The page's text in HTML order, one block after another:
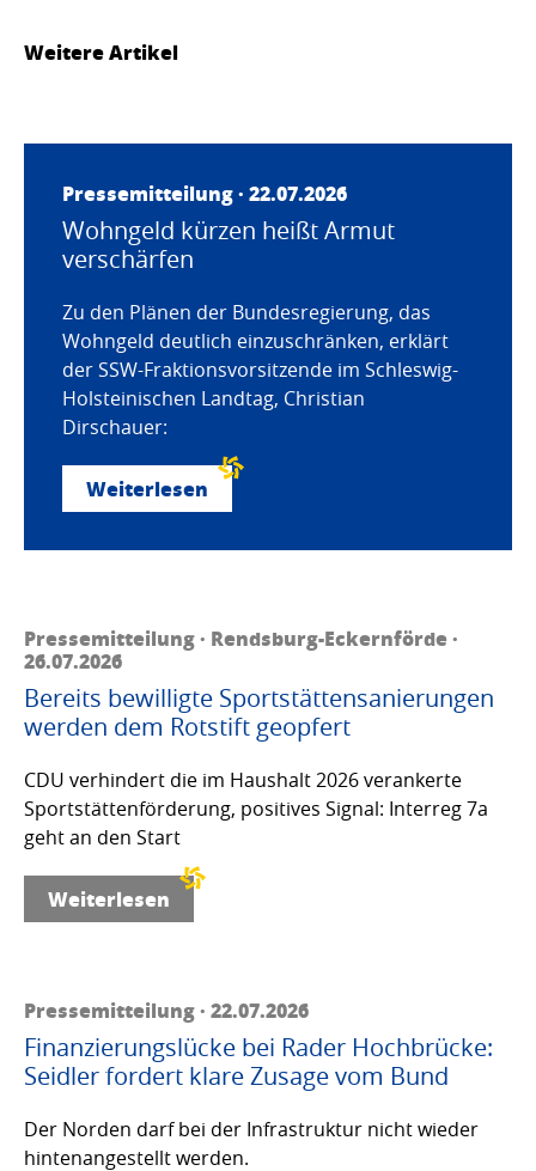
Weitere Artikel
Pressemitteilung · 22.07.2026
Wohngeld kürzen heißt Armut
verschärfen
Zu den Plänen der Bundesregierung, das
Wohngeld deutlich einzuschränken, erklärt
der SSW-Fraktionsvorsitzende im Schleswig-
Holsteinischen Landtag, Christian
Dirschauer:
Weiterlesen
Pressemitteilung · Rendsburg-Eckernförde ·
26.07.2026
Bereits bewilligte Sportstättensanierungen
werden dem Rotstift geopfert
CDU verhindert die im Haushalt 2026 verankerte
Sportstättenförderung, positives Signal: Interreg 7a
geht an den Start
Weiterlesen
Pressemitteilung · 22.07.2026
Finanzierungslücke bei Rader Hochbrücke:
Seidler fordert klare Zusage vom Bund
Der Norden darf bei der Infrastruktur nicht wieder
hintenangestellt werden.